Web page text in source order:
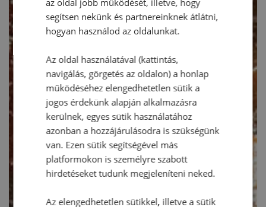
az oldal jobb működését, illetve, hogy
segítsen nekünk és partnereinknek átlátni,
hogyan használod az oldalunkat.
Az oldal használatával (kattintás,
navigálás, görgetés az oldalon) a honlap
működéséhez elengedhetetlen sütik a
jogos érdekünk alapján alkalmazásra
kerülnek, egyes sütik használatához
azonban a hozzájárulásodra is szükségünk
van. Ezen sütik segítségével más
platformokon is személyre szabott
hirdetéseket tudunk megjeleníteni neked.
Az elengedhetetlen sütikkel, illetve a sütik